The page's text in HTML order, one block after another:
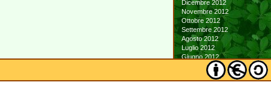
Dicembre 2012
Novembre 2012
Ottobre 2012
Settembre 2012
Agosto 2012
Luglio 2012
Giugno 2012
Maggio 2012
Aprile 2012